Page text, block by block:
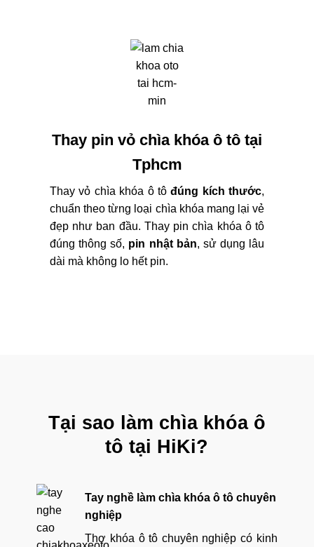
Thay pin vỏ chìa khóa ô tô tại
Tphcm
Thay vỏ chìa khóa ô tôđúng kích thước,
chuẩn theo từng loại chìa khóa mang lại vẻ
đẹp như ban đầu. Thay pin chìa khóa ô tô
đúng thông số, pin nhật bản, sử dụng lâu
dài mà không lo hết pin.
Tại sao làm chìa khóa ô
tô tại HiKi?
Tay nghề làm chìa khóa ô tô chuyên
nghiệp
Thợ khóa ô tô chuyên nghiệp có kinh